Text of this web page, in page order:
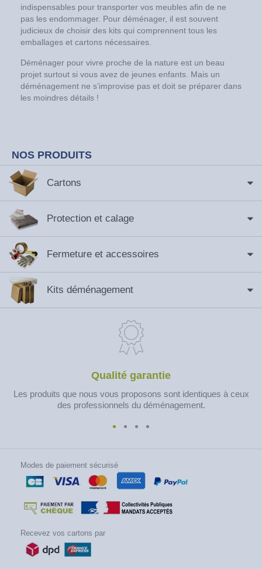
indispensables pour transporter vos meubles afin de ne
pas les endommager. Pour déménager, il est souvent
judicieux de choisir des kits qui comprennent tous les
emballages et cartons nécessaires.
Déménager pour vivre proche de la nature est un beau
projet surtout si vous avez de jeunes enfants. Mais un
déménagement ne s’improvise pas et doit se préparer dans
les moindres détails !
NOS PRODUITS
Cartons
Protection et calage
Fermeture et accessoires
Kits déménagement
Qualité garantie
Les produits que nous vous proposons sont identiques à ceux
des professionnels du déménagement.
Modes de paiement sécurisé
Recevez vos cartons par